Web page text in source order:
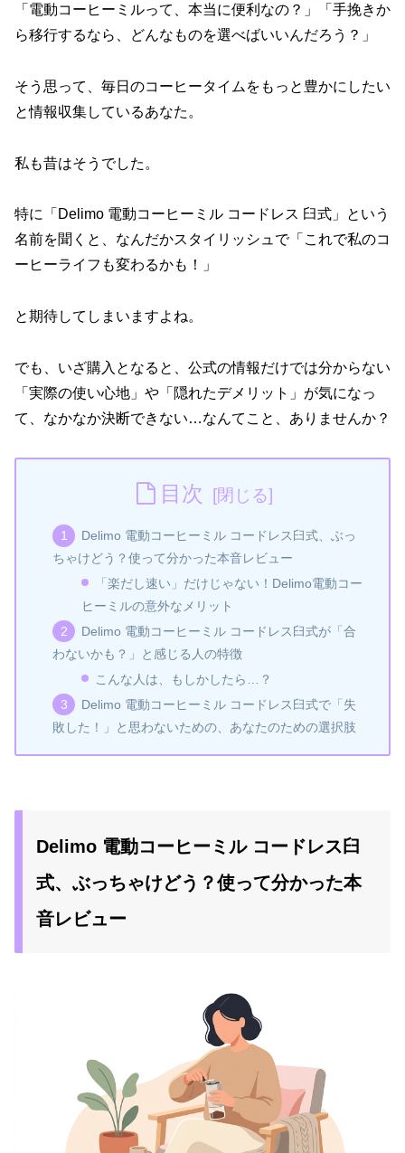
「電動コーヒーミルって、本当に便利なの？」「手挽きか
ら移行するなら、どんなものを選べばいいんだろう？」
そう思って、毎日のコーヒータイムをもっと豊かにしたい
と情報収集しているあなた。
私も昔はそうでした。
特に「Delimo 電動コーヒーミル コードレス 臼式」という
名前を聞くと、なんだかスタイリッシュで「これで私のコ
ーヒーライフも変わるかも！」
と期待してしまいますよね。
でも、いざ購入となると、公式の情報だけでは分からない
「実際の使い心地」や「隠れたデメリット」が気になっ
て、なかなか決断できない…なんてこと、ありませんか？
目次
Delimo 電動コーヒーミル コードレス臼式、ぶっ
ちゃけどう？使って分かった本音レビュー
「楽だし速い」だけじゃない！Delimo電動コー
ヒーミルの意外なメリット
Delimo 電動コーヒーミル コードレス臼式が「合
わないかも？」と感じる人の特徴
こんな人は、もしかしたら…？
Delimo 電動コーヒーミル コードレス臼式で「失
敗した！」と思わないための、あなたのための選択肢
Delimo 電動コーヒーミル コードレス臼
式、ぶっちゃけどう？使って分かった本
音レビュー